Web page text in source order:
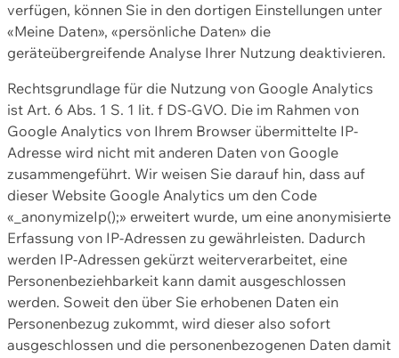
verfügen, können Sie in den dortigen Einstellungen unter
«Meine Daten», «persönliche Daten» die
geräteübergreifende Analyse Ihrer Nutzung deaktivieren.
Rechtsgrundlage für die Nutzung von Google Analytics
ist Art. 6 Abs. 1 S. 1 lit. f DS-GVO. Die im Rahmen von
Google Analytics von Ihrem Browser übermittelte IP-
Adresse wird nicht mit anderen Daten von Google
zusammengeführt. Wir weisen Sie darauf hin, dass auf
dieser Website Google Analytics um den Code
«_anonymizeIp();» erweitert wurde, um eine anonymisierte
Erfassung von IP-Adressen zu gewährleisten. Dadurch
werden IP-Adressen gekürzt weiterverarbeitet, eine
Personenbeziehbarkeit kann damit ausgeschlossen
werden. Soweit den über Sie erhobenen Daten ein
Personenbezug zukommt, wird dieser also sofort
ausgeschlossen und die personenbezogenen Daten damit